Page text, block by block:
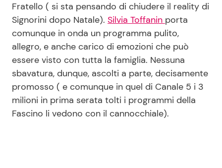
Viaggi e Turismo
Festività
Ricette Feste
Ricette per Bambini
Seguici
Fratello ( si sta pensando di chiudere il reality di
Signorini dopo Natale). Silvia Toffanin porta
comunque in onda un programma pulito,
allegro, e anche carico di emozioni che può
essere visto con tutta la famiglia. Nessuna
sbavatura, dunque, ascolti a parte, decisamente
promosso ( e comunque in quel di Canale 5 i 3
milioni in prima serata tolti i programmi della
Fascino li vedono con il cannocchiale).